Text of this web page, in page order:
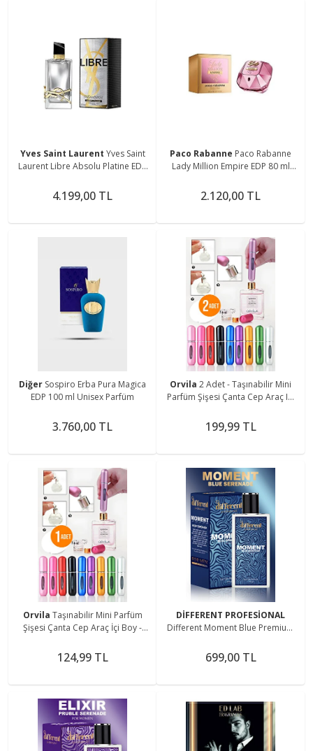
Yves Saint Laurent Yves Saint
Laurent Libre Absolu Platine EDP
4.199,00 TL
Paco Rabanne Paco Rabanne
Lady Million Empire EDP 80 ml
2.120,00 TL
Diğer Sospiro Erba Pura Magica
EDP 100 ml Unisex Parfüm
3.760,00 TL
Orvila 2 Adet - Taşınabilir Mini
Parfüm Şişesi Çanta Cep Araç Içi
199,99 TL
Orvila Taşınabilir Mini Parfüm
Şişesi Çanta Cep Araç İçi Boy -
124,99 TL
DİFFERENT PROFESİONAL
Different Moment Blue Premium
50ml
699,00 TL